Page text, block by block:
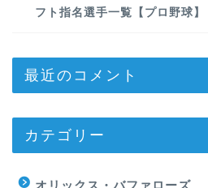
フト指名選手一覧【プロ野球】
最近のコメント
カテゴリー